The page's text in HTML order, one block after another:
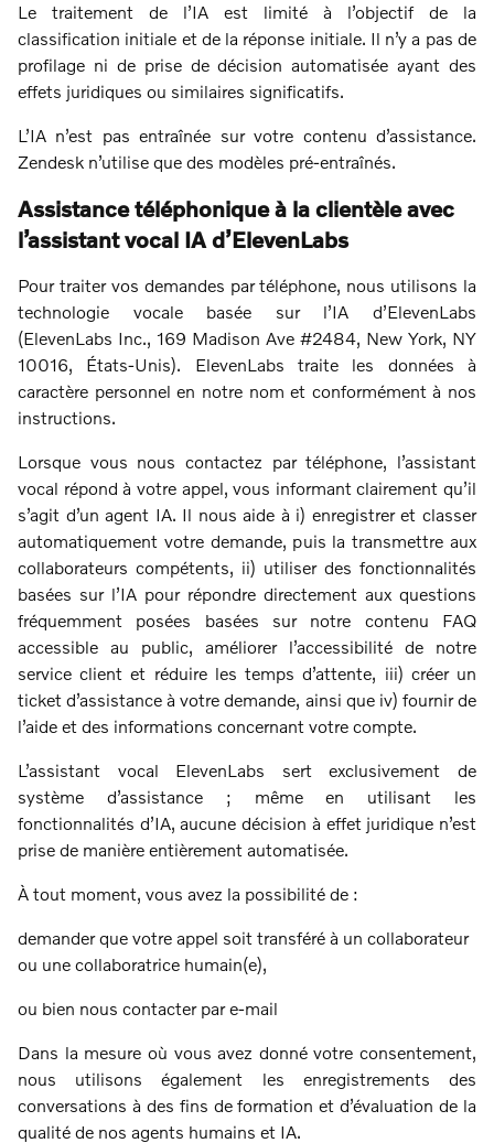
Le traitement de l’IA est limité à l’objectif de la
classification initiale et de la réponse initiale. Il n’y a pas de
profilage ni de prise de décision automatisée ayant des
effets juridiques ou similaires significatifs.
L’IA n’est pas entraînée sur votre contenu d’assistance.
Zendesk n’utilise que des modèles pré-entraînés.
Assistance téléphonique à la clientèle avec
l’assistant vocal IA d’ElevenLabs
Pour traiter vos demandes par téléphone, nous utilisons la
technologie vocale basée sur l’IA d’ElevenLabs
(ElevenLabs Inc., 169 Madison Ave #2484, New York, NY
10016, États-Unis). ElevenLabs traite les données à
caractère personnel en notre nom et conformément à nos
instructions.
Lorsque vous nous contactez par téléphone, l’assistant
vocal répond à votre appel, vous informant clairement qu’il
s’agit d’un agent IA. Il nous aide à i) enregistrer et classer
automatiquement votre demande, puis la transmettre aux
collaborateurs compétents, ii) utiliser des fonctionnalités
basées sur l’IA pour répondre directement aux questions
fréquemment posées basées sur notre contenu FAQ
accessible au public, améliorer l’accessibilité de notre
service client et réduire les temps d’attente, iii) créer un
ticket d’assistance à votre demande, ainsi que iv) fournir de
l’aide et des informations concernant votre compte.
L’assistant vocal ElevenLabs sert exclusivement de
système d’assistance ; même en utilisant les
fonctionnalités d’IA, aucune décision à effet juridique n’est
prise de manière entièrement automatisée.
À tout moment, vous avez la possibilité de :
demander que votre appel soit transféré à un collaborateur
ou une collaboratrice humain(e),
ou bien nous contacter par e-mail
Dans la mesure où vous avez donné votre consentement,
nous utilisons également les enregistrements des
conversations à des fins de formation et d’évaluation de la
qualité de nos agents humains et IA.